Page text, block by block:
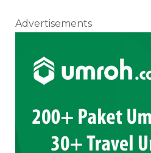
Advertisements